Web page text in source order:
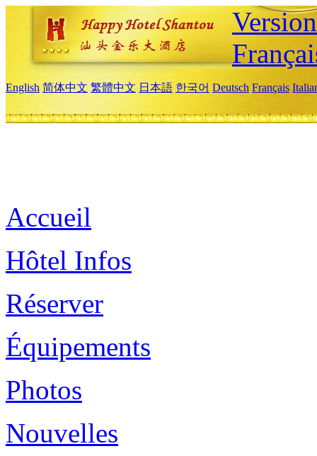
English 简体中文 繁體中文 日本語 한국어 Deutsch Français
Accueil
Hôtel Infos
Réserver
Équipements
Photos
Nouvelles